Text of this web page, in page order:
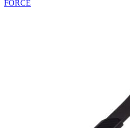
FORCE